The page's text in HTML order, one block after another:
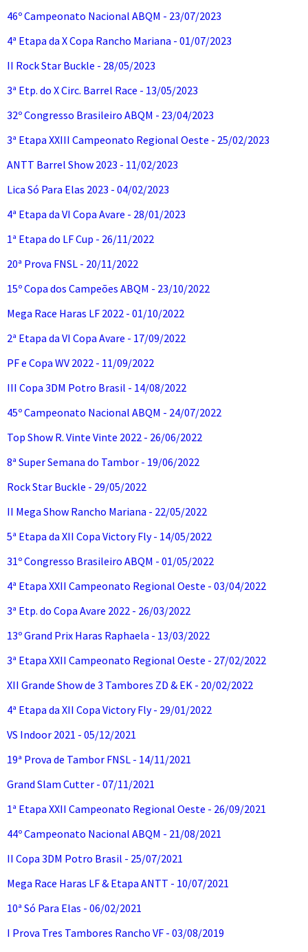
46º Campeonato Nacional ABQM - 23/07/2023
4ª Etapa da X Copa Rancho Mariana - 01/07/2023
II Rock Star Buckle - 28/05/2023
3ª Etp. do X Circ. Barrel Race - 13/05/2023
32º Congresso Brasileiro ABQM - 23/04/2023
3ª Etapa XXIII Campeonato Regional Oeste - 25/02/2023
ANTT Barrel Show 2023 - 11/02/2023
Lica Só Para Elas 2023 - 04/02/2023
4ª Etapa da VI Copa Avare - 28/01/2023
1ª Etapa do LF Cup - 26/11/2022
20ª Prova FNSL - 20/11/2022
15º Copa dos Campeões ABQM - 23/10/2022
Mega Race Haras LF 2022 - 01/10/2022
2ª Etapa da VI Copa Avare - 17/09/2022
PF e Copa WV 2022 - 11/09/2022
III Copa 3DM Potro Brasil - 14/08/2022
45º Campeonato Nacional ABQM - 24/07/2022
Top Show R. Vinte Vinte 2022 - 26/06/2022
8ª Super Semana do Tambor - 19/06/2022
Rock Star Buckle - 29/05/2022
II Mega Show Rancho Mariana - 22/05/2022
5ª Etapa da XII Copa Victory Fly - 14/05/2022
31º Congresso Brasileiro ABQM - 01/05/2022
4ª Etapa XXII Campeonato Regional Oeste - 03/04/2022
3ª Etp. do Copa Avare 2022 - 26/03/2022
13º Grand Prix Haras Raphaela - 13/03/2022
3ª Etapa XXII Campeonato Regional Oeste - 27/02/2022
XII Grande Show de 3 Tambores ZD & EK - 20/02/2022
4ª Etapa da XII Copa Victory Fly - 29/01/2022
VS Indoor 2021 - 05/12/2021
19ª Prova de Tambor FNSL - 14/11/2021
Grand Slam Cutter - 07/11/2021
1ª Etapa XXII Campeonato Regional Oeste - 26/09/2021
44º Campeonato Nacional ABQM - 21/08/2021
II Copa 3DM Potro Brasil - 25/07/2021
Mega Race Haras LF & Etapa ANTT - 10/07/2021
10ª Só Para Elas - 06/02/2021
I Prova Tres Tambores Rancho VF - 03/08/2019